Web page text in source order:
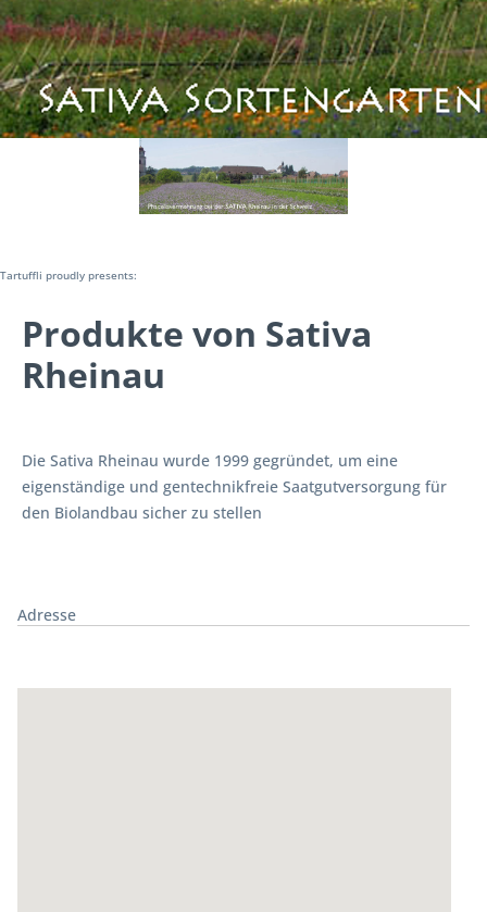
Tartuffli proudly presents:
Produkte von Sativa
Rheinau
Die Sativa Rheinau wurde 1999 gegründet, um eine
eigenständige und gentechnikfreie Saatgutversorgung für
den Biolandbau sicher zu stellen
Adresse